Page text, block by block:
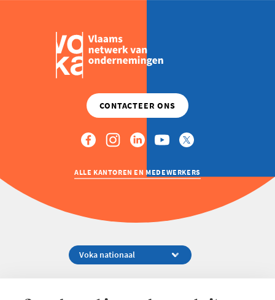
ALLE KANTOREN EN MEDEWERKERS